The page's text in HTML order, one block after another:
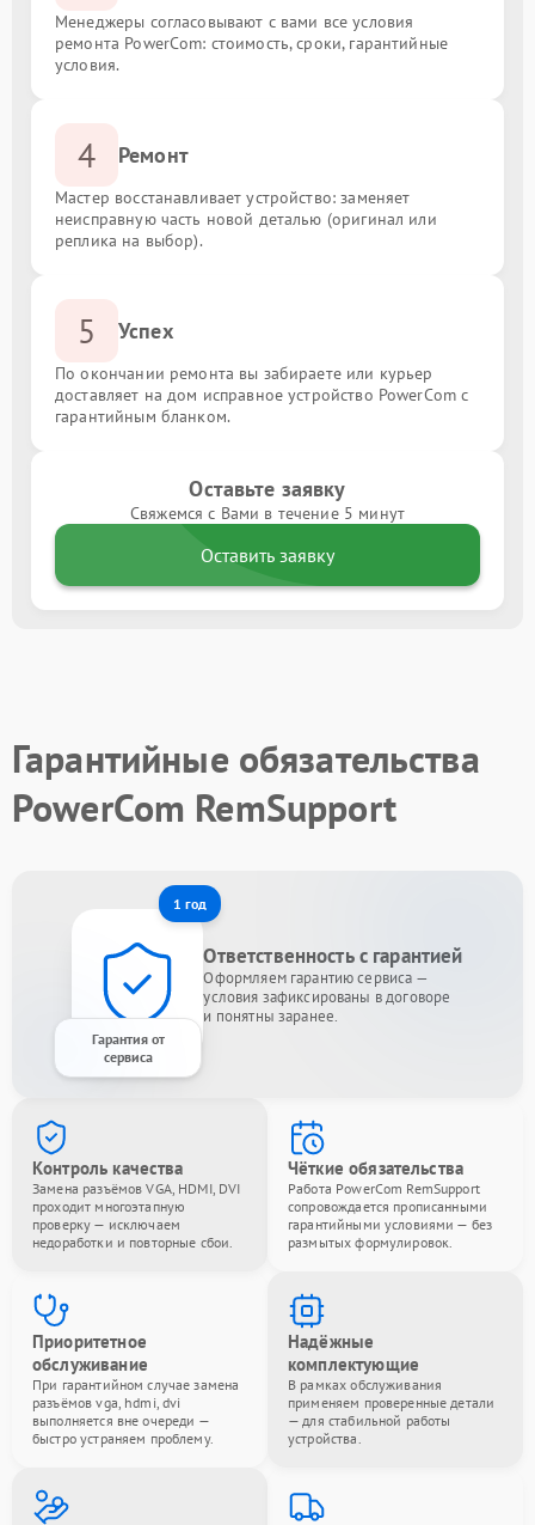
Менеджеры согласовывают с вами все условия
ремонта PowerCom: стоимость, сроки, гарантийные
условия.
4 Ремонт
Мастер восстанавливает устройство: заменяет
неисправную часть новой деталью (оригинал или
реплика на выбор).
5 Успех
По окончании ремонта вы забираете или курьер
доставляет на дом исправное устройство PowerCom с
гарантийным бланком.
Оставьте заявку
Свяжемся с Вами в течение 5 минут
Оставить заявку
Гарантийные обязательства
PowerCom RemSupport
1 год
Гарантия от
сервиса
Ответственность с гарантией
Оформляем гарантию сервиса —
условия зафиксированы в договоре
и понятны заранее.
Контроль качества
Замена разъёмов VGA, HDMI, DVI
проходит многоэтапную
проверку — исключаем
недоработки и повторные сбои.
Чёткие обязательства
Работа PowerCom RemSupport
сопровождается прописанными
гарантийными условиями — без
размытых формулировок.
Приоритетное
обслуживание
При гарантийном случае замена
разъёмов vga, hdmi, dvi
выполняется вне очереди —
быстро устраняем проблему.
Надёжные
комплектующие
В рамках обслуживания
применяем проверенные детали
— для стабильной работы
устройства.